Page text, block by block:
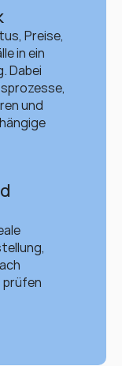
Preise,
in ein
Dabei
und
prüfen